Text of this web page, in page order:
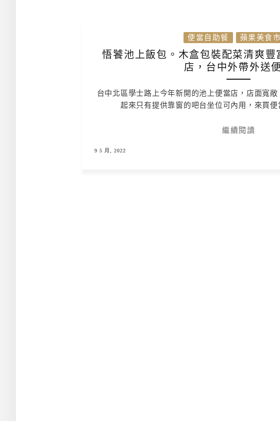
便當自助餐 蘋果美食
悟饕池上飯包。木盒包裝配菜清爽豐
店，台中外帶外送
台中北區學士路上今年新開的池上便當店，店面寬
起來只有提供靠窗的吧台坐位可內用，來買便
繼續閱讀
9 5 月, 2022